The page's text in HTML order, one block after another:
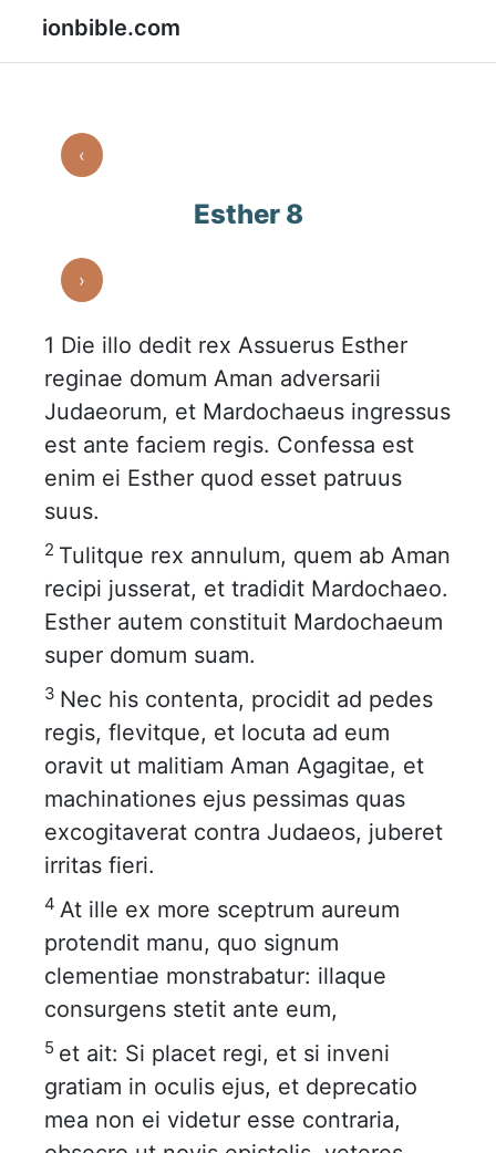
ionbible.com
‹
Esther 8
›
1 Die illo dedit rex Assuerus Esther
reginae domum Aman adversarii
Judaeorum, et Mardochaeus ingressus
est ante faciem regis. Confessa est
enim ei Esther quod esset patruus
suus.
2 Tulitque rex annulum, quem ab Aman
recipi jusserat, et tradidit Mardochaeo.
Esther autem constituit Mardochaeum
super domum suam.
3 Nec his contenta, procidit ad pedes
regis, flevitque, et locuta ad eum
oravit ut malitiam Aman Agagitae, et
machinationes ejus pessimas quas
excogitaverat contra Judaeos, juberet
irritas fieri.
4 At ille ex more sceptrum aureum
protendit manu, quo signum
clementiae monstrabatur: illaque
consurgens stetit ante eum,
5 et ait: Si placet regi, et si inveni
gratiam in oculis ejus, et deprecatio
mea non ei videtur esse contraria,